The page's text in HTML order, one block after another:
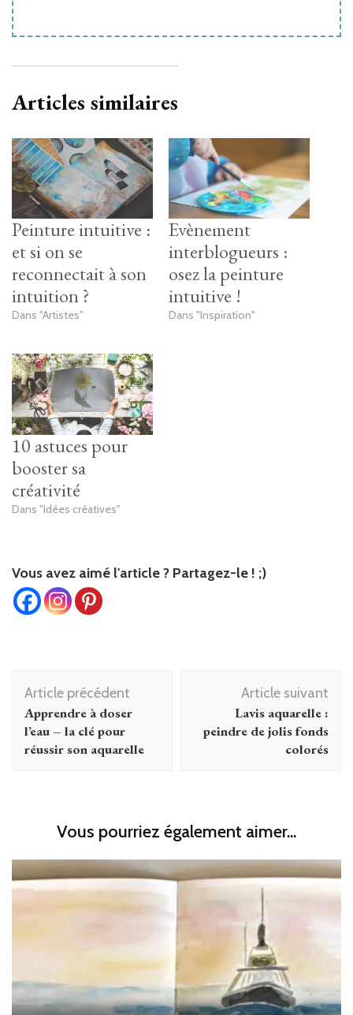
Articles similaires
Peinture intuitive :
et si on se
reconnectait à son
intuition ?
Dans "Artistes"
Evènement
interblogueurs :
osez la peinture
intuitive !
Dans "Inspiration"
10 astuces pour
booster sa
créativité
Dans "Idées créatives"
Vous avez aimé l'article ? Partagez-le ! ;)
Navigation
d'article
Article précédent
Apprendre à doser
l’eau – la clé pour
réussir son aquarelle
Article suivant
Lavis aquarelle :
peindre de jolis fonds
colorés
Vous pourriez également aimer...